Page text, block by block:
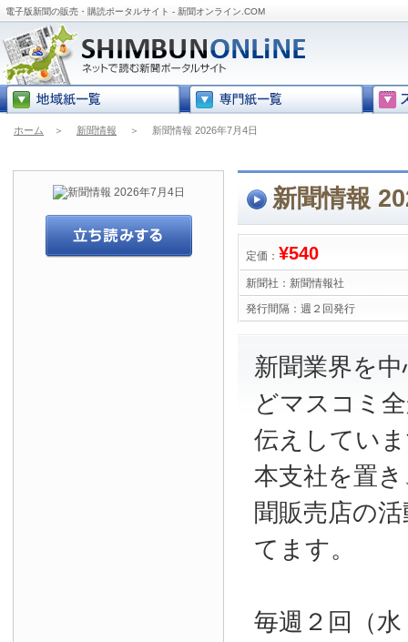
電子版新聞の販売・購読ポータルサイト - 新聞オンライン.COM
ホーム ＞ 新聞情報 ＞ 新聞情報 2026年7月4日
新聞情報
定価： ¥540
新聞社： 新聞情報社
発行間隔： 週２回発行
新聞業界を
どマスコミ
伝えしてい
本支社を置
聞販売店の
てます。
毎週２回（